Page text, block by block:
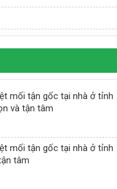
mối tận gốc tại nhà ở tỉnh
và tận tâm
mối tận gốc tại nhà ở tỉnh
tâm